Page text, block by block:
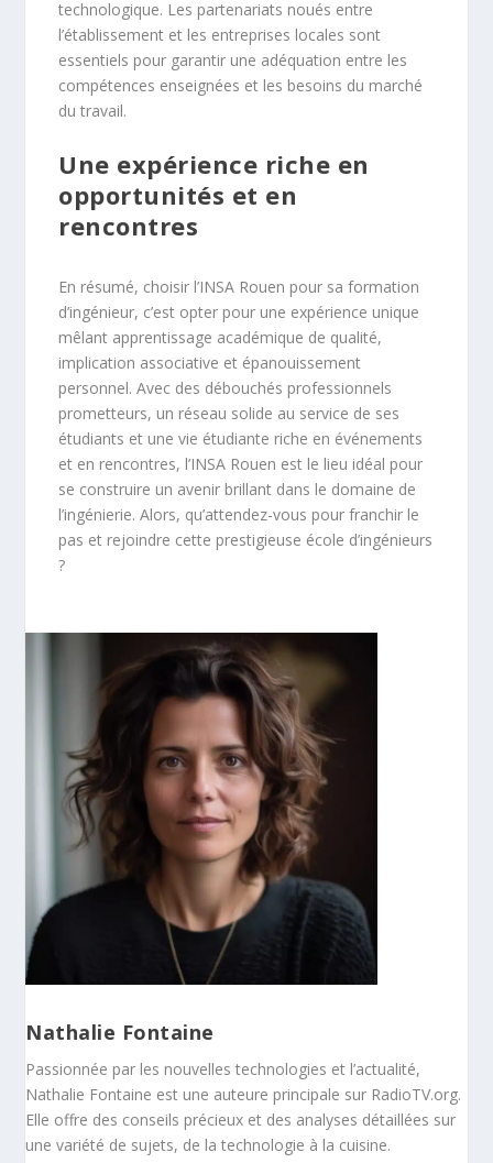
technologique. Les partenariats noués entre
l’établissement et les entreprises locales sont
essentiels pour garantir une adéquation entre les
compétences enseignées et les besoins du marché
du travail.
Une expérience riche en
opportunités et en
rencontres
En résumé, choisir l’INSA Rouen pour sa formation
d’ingénieur, c’est opter pour une expérience unique
mêlant apprentissage académique de qualité,
implication associative et épanouissement
personnel. Avec des débouchés professionnels
prometteurs, un réseau solide au service de ses
étudiants et une vie étudiante riche en événements
et en rencontres, l’INSA Rouen est le lieu idéal pour
se construire un avenir brillant dans le domaine de
l’ingénierie. Alors, qu’attendez-vous pour franchir le
pas et rejoindre cette prestigieuse école d’ingénieurs
?
Nathalie Fontaine
Passionnée par les nouvelles technologies et l’actualité,
Nathalie Fontaine est une auteure principale sur RadioTV.org.
Elle offre des conseils précieux et des analyses détaillées sur
une variété de sujets, de la technologie à la cuisine.